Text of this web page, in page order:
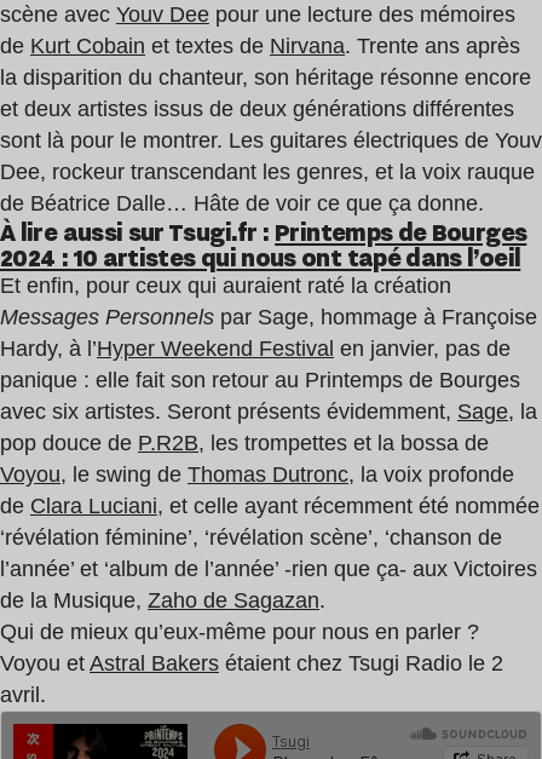
scène avec Youv Dee pour une lecture des mémoires
de Kurt Cobain et textes de Nirvana. Trente ans après
la disparition du chanteur, son héritage résonne encore
et deux artistes issus de deux générations différentes
sont là pour le montrer. Les guitares électriques de Youv
Dee, rockeur transcendant les genres, et la voix rauque
de Béatrice Dalle… Hâte de voir ce que ça donne.
À lire aussi sur Tsugi.fr : Printemps de Bourges
2024 : 10 artistes qui nous ont tapé dans l’oeil
Et enfin, pour ceux qui auraient raté la création
Messages Personnels par Sage, hommage à Françoise
Hardy, à l’Hyper Weekend Festival en janvier, pas de
panique : elle fait son retour au Printemps de Bourges
avec six artistes. Seront présents évidemment, Sage, la
pop douce de P.R2B, les trompettes et la bossa de
Voyou, le swing de Thomas Dutronc, la voix profonde
de Clara Luciani, et celle ayant récemment été nommée
‘révélation féminine’, ‘révélation scène’, ‘chanson de
l’année’ et ‘album de l’année’ -rien que ça- aux Victoires
de la Musique, Zaho de Sagazan.
Qui de mieux qu’eux-même pour nous en parler ?
Voyou et Astral Bakers étaient chez Tsugi Radio le 2
avril.